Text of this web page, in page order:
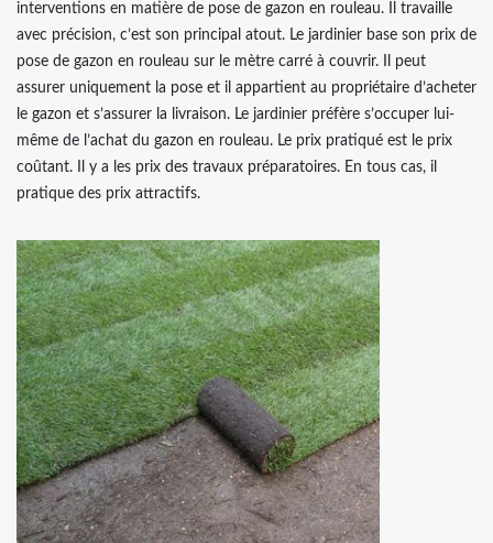
interventions en matière de pose de gazon en rouleau. Il travaille
avec précision, c’est son principal atout. Le jardinier base son prix de
pose de gazon en rouleau sur le mètre carré à couvrir. Il peut
assurer uniquement la pose et il appartient au propriétaire d’acheter
le gazon et s’assurer la livraison. Le jardinier préfère s’occuper lui-
même de l’achat du gazon en rouleau. Le prix pratiqué est le prix
coûtant. Il y a les prix des travaux préparatoires. En tous cas, il
pratique des prix attractifs.